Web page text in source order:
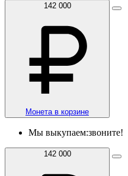
142 000
Монета в корзине
Мы выкупаем:звоните!
142 000